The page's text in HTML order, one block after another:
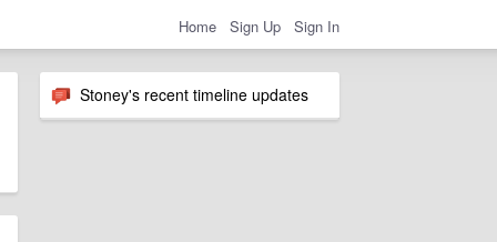
Home Sign Up Sign In
Stoney's recent timeline updates